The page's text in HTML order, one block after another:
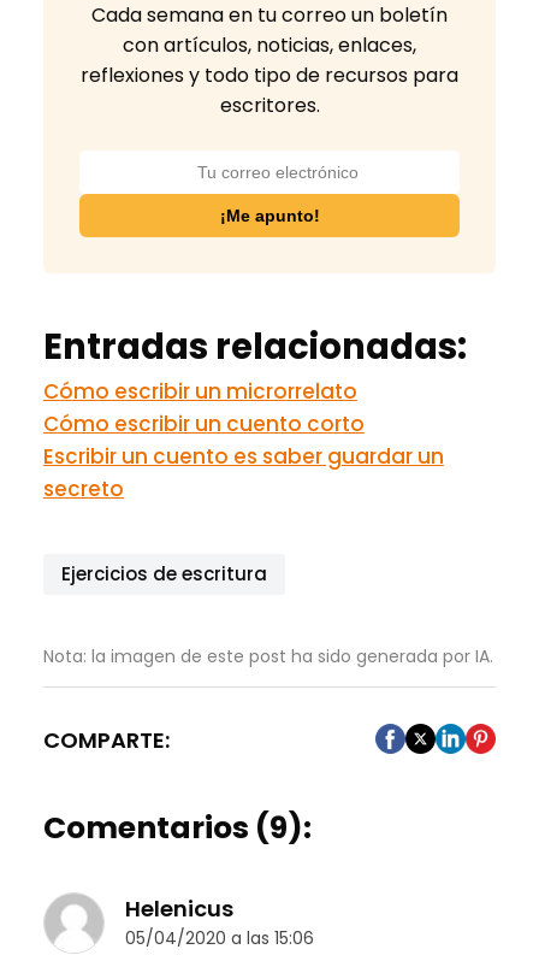
Cada semana en tu correo un boletín
con artículos, noticias, enlaces,
reflexiones y todo tipo de recursos para
escritores.
Entradas relacionadas:
Cómo escribir un microrrelato
Cómo escribir un cuento corto
Escribir un cuento es saber guardar un
secreto
Ejercicios de escritura
Nota: la imagen de este post ha sido generada por IA.
COMPARTE:
Comentarios (9):
Helenicus
05/04/2020 a las 15:06